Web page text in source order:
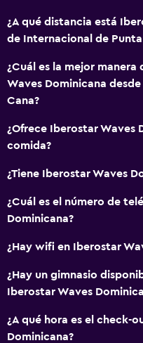
Sauna
Baño
Ducha
Aseo
Baño privado
General
Vista al jardín
Piso de mosaico/mármol
¿A qué distancia está
de Internacional de Punta
¿Cuál es la mejor
Waves Dominicana
Cana?
¿Ofrece Iberostar Waves
comida?
¿Tiene Iberostar Waves
¿Cuál es el número de
Dominicana?
¿Hay wifi en Iberostar
¿Hay un gimnasio
Iberostar Waves
¿A qué hora es el check-
Dominicana?